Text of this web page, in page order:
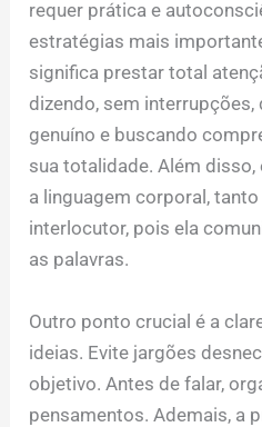
requer prática e
estratégias mais
significa prestar total
dizendo, sem
genuíno e buscando
sua totalidade. Além
a linguagem corporal,
interlocutor, pois ela
as palavras.
Outro ponto crucial é a
ideias. Evite jargões
objetivo. Antes de falar,
pensamentos. Ademais, a